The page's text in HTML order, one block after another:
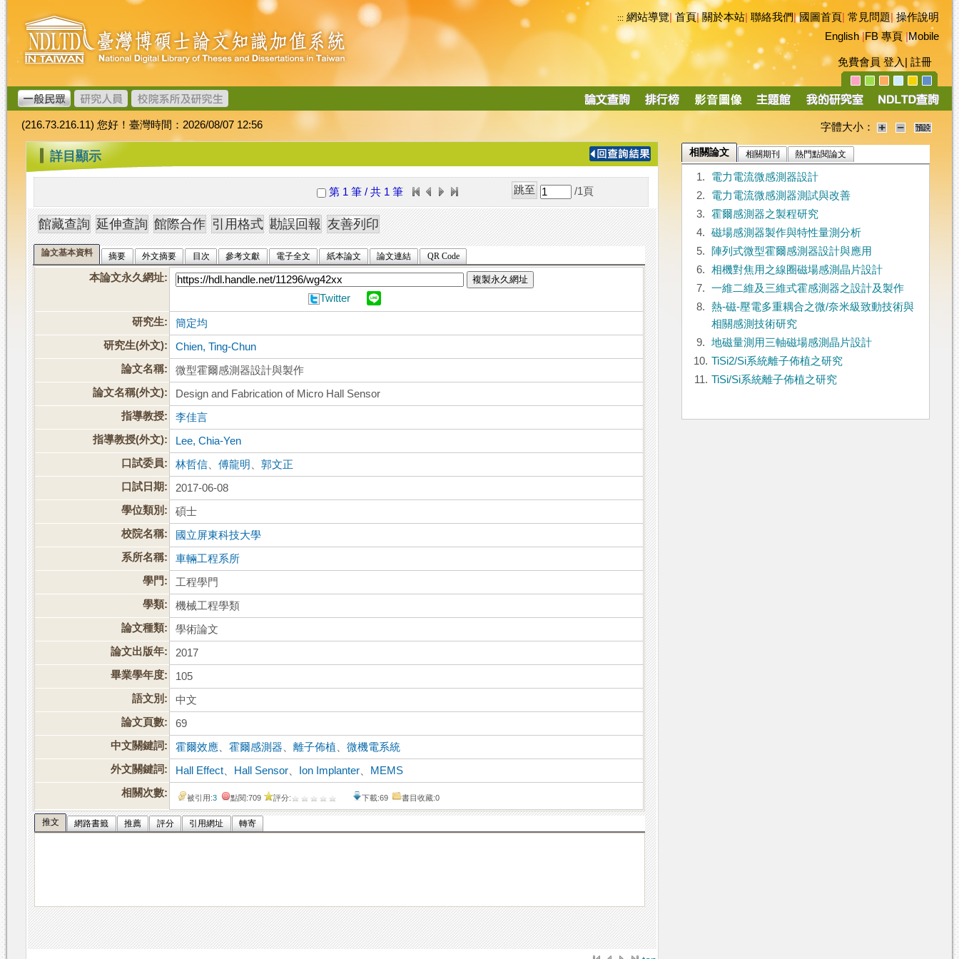
跳
到
主
要
內
容
臺
灣
博
碩
士
論
文
加
值
系
統
::: 網站導覽|首頁|關於本站 聯絡我們|國圖首頁 常見問題|操作說明
English|FB 專頁|Mobile
免費會員 登入 註冊
導
(216.73.216.11) 您好！臺灣時間：2026/08/07 12:56 字體大小：
::: 詳目顯示
第 1 筆 / 共 1 筆 /1 頁
論文基本資料 摘要 外文摘要 目次 參考文獻 電子全文 紙本論文 論文連結 QR Code
本論文永久網址: 複製永久網址
Twitter
研究生:
簡定均
研究生(外文):
Chien, Ting-Chun
論文名稱:
微型霍爾感測器設計與製作
論文名稱(外文):
Design and Fabrication of Micro Hall Sensor
指導教授:
李佳言
指導教授(外文):
Lee, Chia-Yen
口試委員:
林哲信 、傅龍明 、郭文正
口試日期:
2017-06-08
學位類別:
碩士
校院名稱:
國立屏東科技大學
系所名稱:
車輛工程系所
學門:
工程學門
學類:
機械工程學類
論文種類:
學術論文
論文出版年:
2017
畢業學年度:
105
語文別:
中文
論文頁數:
69
中文關鍵詞:
霍爾效應 、霍爾感測器 、離子佈植 、微機電系統
外文關鍵詞:
Hall Effect Hall Sensor Ion Implanter
MEMS
相關次數:
被引用:3 點閱:709 評分: 下載:69 書目收藏:0
推文 網路書籤 推薦 評分 引用網址 轉寄
相關論文 相關期刊 熱門點閱論文
1.
電力電流微感測器設計
2.
電力電流微感測器測試與改善
3.
霍爾感測器之製程研究
4.
磁場感測器製作與特性量測分析
5.
陣列式微型霍爾感測器設計與應用
6.
相機對焦用之線圈磁場感測晶片設計
7.
一維二維及三維式霍感測器之設計及製作
8.
熱-磁-壓電多重耦合之微/奈米級致動技術與
相關感測技術研究
9.
地磁量測用三軸磁場感測晶片設計
10. TiSi2/Si系統離子佈植之研究
11. TiSi/Si系統離子佈植之研究